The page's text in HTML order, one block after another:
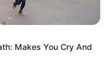
Makes You Cry And